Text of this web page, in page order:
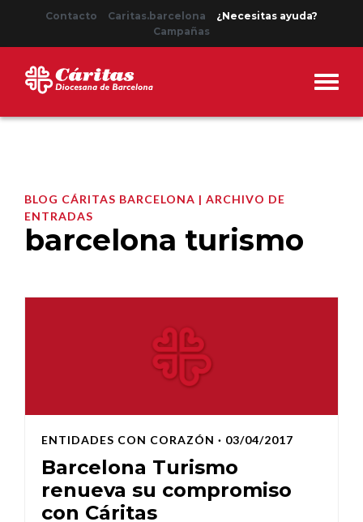
Contacto Caritas.barcelona
¿Necesitas ayuda?
Campañas
BLOG CÁRITAS BARCELONA | ARCHIVO DE
ENTRADAS
barcelona turismo
ENTIDADES CON CORAZÓN · 03/04/2017
Barcelona Turismo
renueva su compromiso
con Cáritas